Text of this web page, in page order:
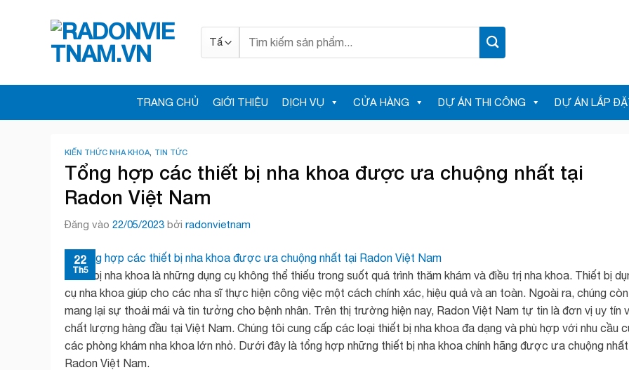
kiếm:
TRANG CHỦ GIỚI THIỆU DỊCH VỤ CỬA HÀNG DỰ ÁN THI CÔNG DỰ ÁN LẮP
KIẾN THỨC NHA KHOA TIN TỨC
Tổng hợp các thiết bị nha khoa được ưa chuộng nhất tại
Radon Việt Nam
Đăng vào 22/05/2023 bởi radonvietnam
22
Th5
Thiết bị nha khoa là những dụng cụ không thể thiếu trong suốt quá trình thăm khám và điều trị nha khoa. Thiết bị
cụ nha khoa giúp cho các nha sĩ thực hiện công việc một cách chính xác, hiệu quả và an toàn. Ngoài ra, chúng còn
mang lại sự thoải mái và tin tưởng cho bệnh nhân. Trên thị trường hiện nay, Radon Việt Nam tự tin là đơn vị uy tín
chất lượng hàng đầu tại Việt Nam. Chúng tôi cung cấp các loại thiết bị nha khoa đa dạng và phù hợp với nhu cầu
các phòng khám nha khoa lớn nhỏ. Dưới đây là tổng hợp những thiết bị nha khoa chính hãng được ưa chuộng
Radon Việt Nam.